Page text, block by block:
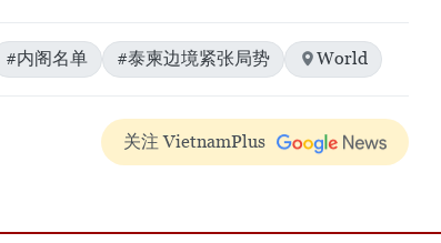
#内阁名单 #泰柬边境紧张局势 World
关注 VietnamPlus